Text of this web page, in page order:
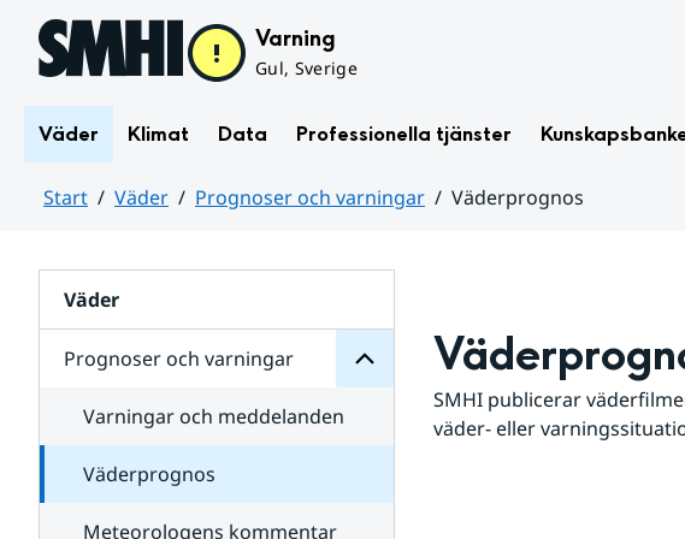
Hoppa till sidans innehåll Varning
Gul, Sverige
Väder Klimat Data Professionella tjänster
Start Väder Prognoser och varningar
Väderprognos
Väder
Prognoser och varningar
för
varningar
Varningar och meddelanden
Väderprognos
Meteorologens kommentar
SMHI publicerar
väder- eller